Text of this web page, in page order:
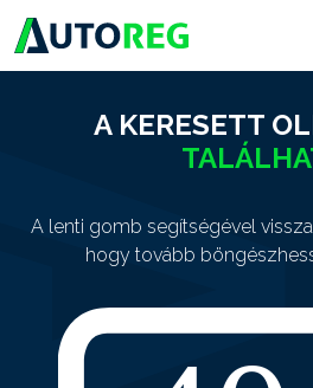
A KERESETT
A lenti gomb segítségével
hogy tovább